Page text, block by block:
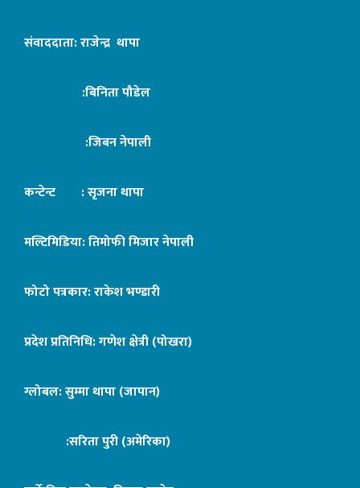
संवाददाता: राजेन्द्र थापा
:बिनिता पौडेल
:जिबन नेपाली
कन्टेन्ट : सृजना थापा
मल्टिमिडिया: तिमोफी मिजार नेपाली
फोटो पत्रकार: राकेश भण्डारी
प्रदेश प्रतिनिधि: गणेश क्षेत्री (पोखरा)
ग्लोबल: सुम्मा थापा (जापान)
:सरिता पुरी (अमेरिका)